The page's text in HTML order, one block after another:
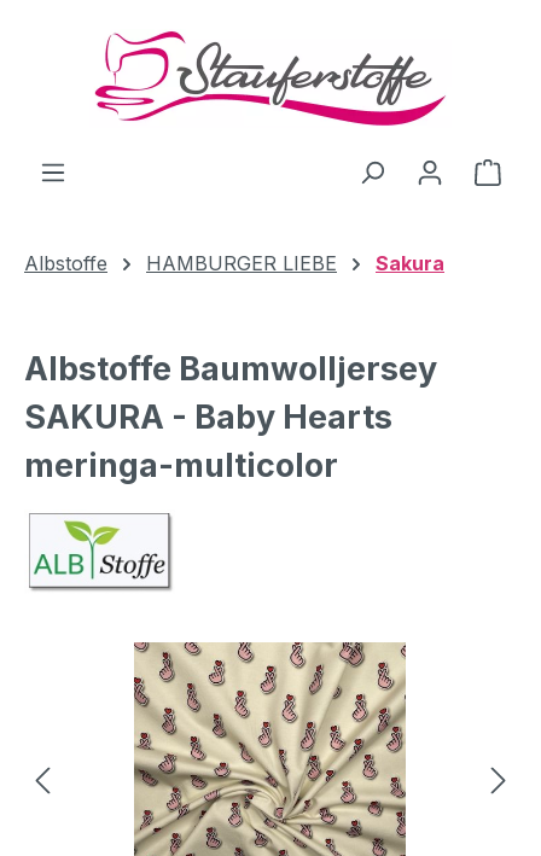
Zum Hauptinhalt springen
Albstoffe HAMBURGER LIEBE Sakura
Albstoffe Baumwolljersey
SAKURA - Baby Hearts
meringa-multicolor
Bildergalerie überspringen